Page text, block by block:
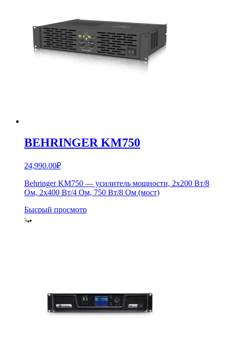
BEHRINGER KM750
24,990.00₽
Behringer KM750 — усилитель мощности, 2х200 Вт/8
Ом, 2х400 Вт/4 Ом, 750 Вт/8 Ом (мост)
Бысрый просмотр